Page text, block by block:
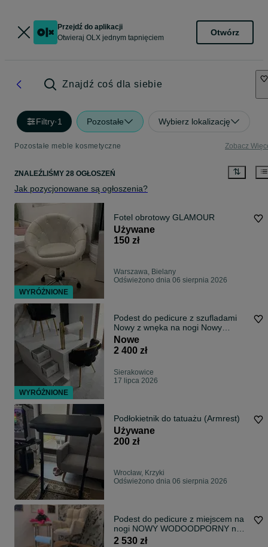
Przejdź do aplikacji
Otwieraj OLX jednym tapnięciem
Otwórz
Znajdź coś dla siebie
Filtry·1 Pozostałe Wybierz lokalizację
Pozostałe meble kosmetyczne Zobacz
ZNALEŹLIŚMY 28 OGŁOSZEŃ
Jak pozycjonowane są ogłoszenia?
Fotel obrotowy GLAMOUR
Używane
150 zł
Warszawa, Bielany
Odświeżono dnia 06 sierpnia 2026
Podest do pedicure z szufladami
Nowy z wnęka na nogi Nowy
Wysyłka 48 h
Nowe
2 400 zł
Sierakowice
17 lipca 2026
Podłokietnik do tatuażu (Armrest)
Używane
200 zł
Wrocław, Krzyki
Odświeżono dnia 06 sierpnia 2026
Podest do pedicure z miejscem na
nogi NOWY WODOODPORNY na
wymiar
2 530 zł
WYRÓŻNIONE
WYRÓŻNIONE